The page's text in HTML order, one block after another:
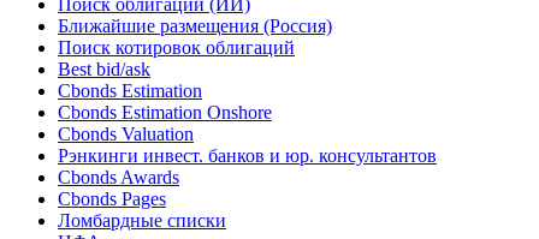
Облигации
Поиск облигаций & Карты рынка
Поиск облигаций (ИИ)
Ближайшие размещения (Россия)
Поиск котировок облигаций
Best bid/ask
Cbonds Estimation
Cbonds Estimation Onshore
Cbonds Valuation